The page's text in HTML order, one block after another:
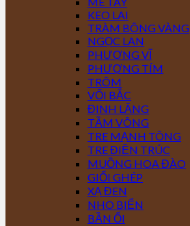
KEO LAI
TRÀM BÔNG VÀNG
NGỌC LAN
PHƯỢNG VĨ
PHƯỢNG TÍM
TRÔM
VỐI BẮC
ĐINH LĂNG
TẦM VÔNG
TRE MẠNH TÔNG
TRE ĐIỀN TRÚC
MUỒNG HOA ĐÀO
GIỔI GHÉP
XẠ ĐEN
NHO BIỂN
BẦN ỔI